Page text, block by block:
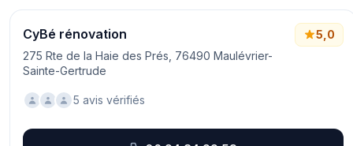
CyBé rénovation
275 Rte de la Haie des Prés, 76490 Maulévrier-
Sainte-Gertrude
5,0
5 avis vérifiés